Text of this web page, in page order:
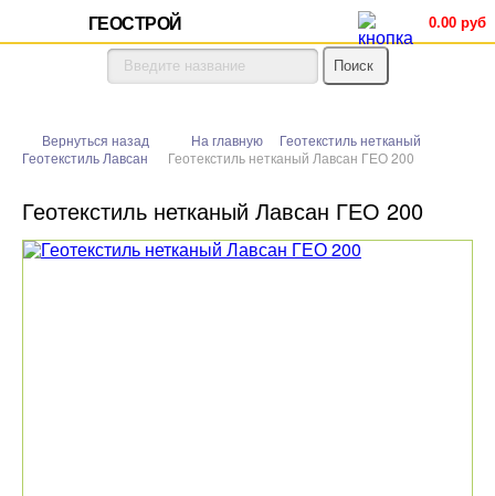
ГЕОСТРОЙ 0.00 руб
Вернуться назад На главную
Геотекстиль нетканый
Геотекстиль Лавсан
Геотекстиль нетканый Лавсан ГЕО 200
Геотекстиль нетканый Лавсан ГЕО 200